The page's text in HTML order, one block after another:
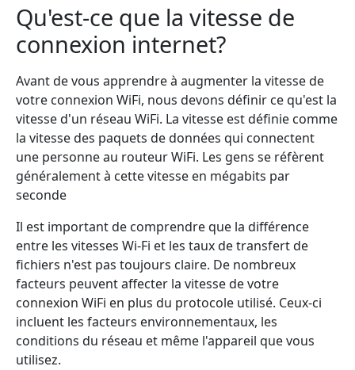
Qu'est-ce que la vitesse de
connexion internet?
Avant de vous apprendre à augmenter la vitesse de
votre connexion WiFi, nous devons définir ce qu'est la
vitesse d'un réseau WiFi. La vitesse est définie comme
la vitesse des paquets de données qui connectent
une personne au routeur WiFi. Les gens se réfèrent
généralement à cette vitesse en mégabits par
seconde
Il est important de comprendre que la différence
entre les vitesses Wi-Fi et les taux de transfert de
fichiers n'est pas toujours claire. De nombreux
facteurs peuvent affecter la vitesse de votre
connexion WiFi en plus du protocole utilisé. Ceux-ci
incluent les facteurs environnementaux, les
conditions du réseau et même l'appareil que vous
utilisez.